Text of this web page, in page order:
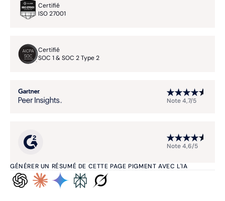
GÉNÉRER UN RÉSUMÉ DE CETTE PAGE PIGMENT AVEC L'IA
Certifié
ISO 27001
Certifié
SOC 1 & SOC 2 Type 2
Note 4,7/5
Note 4,6/5